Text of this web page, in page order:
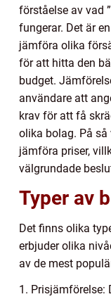
förståelse av vad
fungerar. Det är
jämföra olika
för att hitta den
budget.
användare att
krav för att få
olika bolag. På
jämföra priser,
välgrundade
Typer av
Det finns olika
erbjuder olika
av de mest
1. Prisjämförelse: